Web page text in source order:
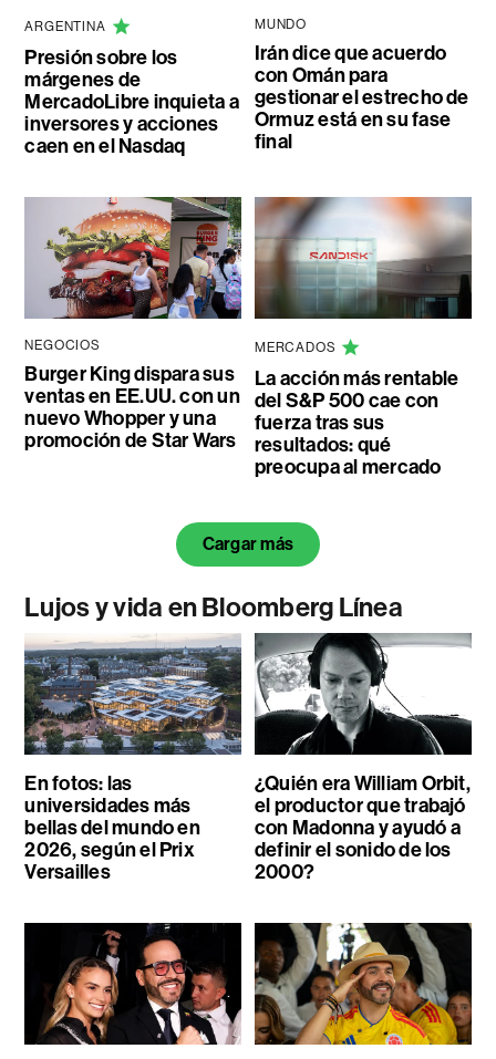
ARGENTINA
Presión sobre los
márgenes de
MercadoLibre inquieta a
inversores y acciones
caen en el Nasdaq
MUNDO
Irán dice que acuerdo
con Omán para
gestionar el estrecho de
Ormuz está en su fase
final
NEGOCIOS
Burger King dispara sus
ventas en EE.UU. con un
nuevo Whopper y una
promoción de Star Wars
MERCADOS
La acción más rentable
del S&P 500 cae con
fuerza tras sus
resultados: qué
preocupa al mercado
Cargar más
Lujos y vida en Bloomberg Línea
En fotos: las
universidades más
bellas del mundo en
2026, según el Prix
Versailles
¿Quién era William Orbit,
el productor que trabajó
con Madonna y ayudó a
definir el sonido de los
2000?